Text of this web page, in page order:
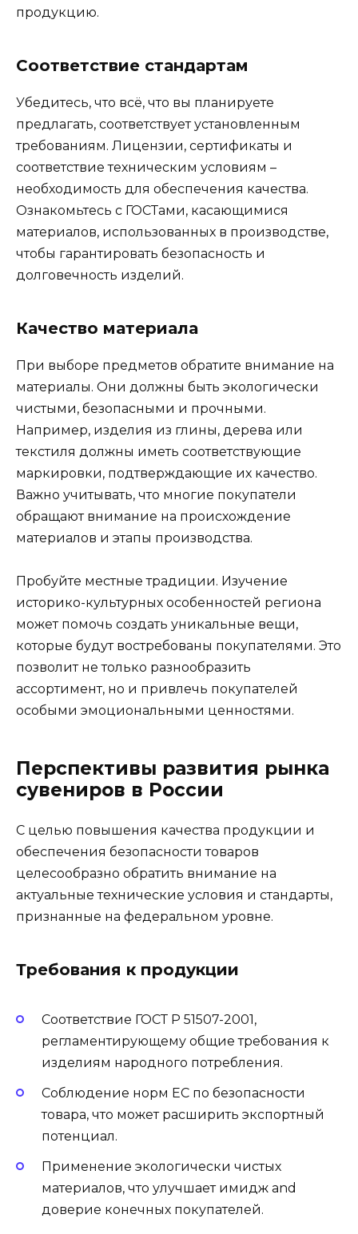
продукцию.
Соответствие стандартам
Убедитесь, что всё, что вы планируете
предлагать, соответствует установленным
требованиям. Лицензии, сертификаты и
соответствие техническим условиям –
необходимость для обеспечения качества.
Ознакомьтесь с ГОСТами, касающимися
материалов, использованных в производстве,
чтобы гарантировать безопасность и
долговечность изделий.
Качество материала
При выборе предметов обратите внимание на
материалы. Они должны быть экологически
чистыми, безопасными и прочными.
Например, изделия из глины, дерева или
текстиля должны иметь соответствующие
маркировки, подтверждающие их качество.
Важно учитывать, что многие покупатели
обращают внимание на происхождение
материалов и этапы производства.
Пробуйте местные традиции. Изучение
историко-культурных особенностей региона
может помочь создать уникальные вещи,
которые будут востребованы покупателями. Это
позволит не только разнообразить
ассортимент, но и привлечь покупателей
особыми эмоциональными ценностями.
Перспективы развития рынка
сувениров в России
С целью повышения качества продукции и
обеспечения безопасности товаров
целесообразно обратить внимание на
актуальные технические условия и стандарты,
признанные на федеральном уровне.
Требования к продукции
Соответствие ГОСТ Р 51507-2001,
регламентирующему общие требования к
изделиям народного потребления.
Соблюдение норм ЕС по безопасности
товара, что может расширить экспортный
потенциал.
Применение экологически чистых
материалов, что улучшает имидж and
доверие конечных покупателей.